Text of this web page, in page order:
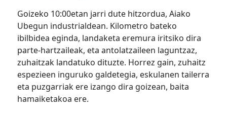
Goizeko 10:00etan jarri dute hitzordua, Aiako
Ubegun industrialdean. Kilometro bateko
ibilbidea eginda, landaketa eremura iritsiko dira
parte-hartzaileak, eta antolatzaileen laguntzaz,
zuhaitzak landatuko dituzte. Horrez gain, zuhaitz
espezieen inguruko galdetegia, eskulanen tailerra
eta puzgarriak ere izango dira goizean, baita
hamaiketakoa ere.